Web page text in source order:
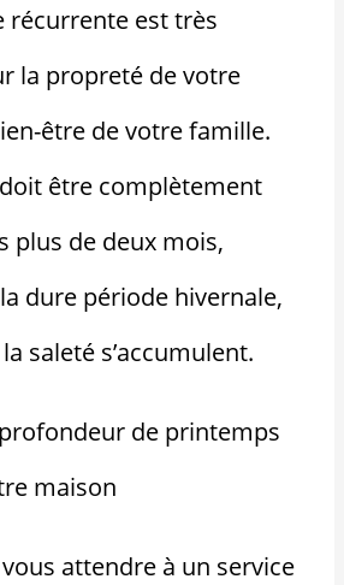
récurrente est très
la propreté de votre
être de votre famille.
être complètement
plus de deux mois,
dure période hivernale,
saleté s’accumulent.
de printemps
maison
attendre à un service